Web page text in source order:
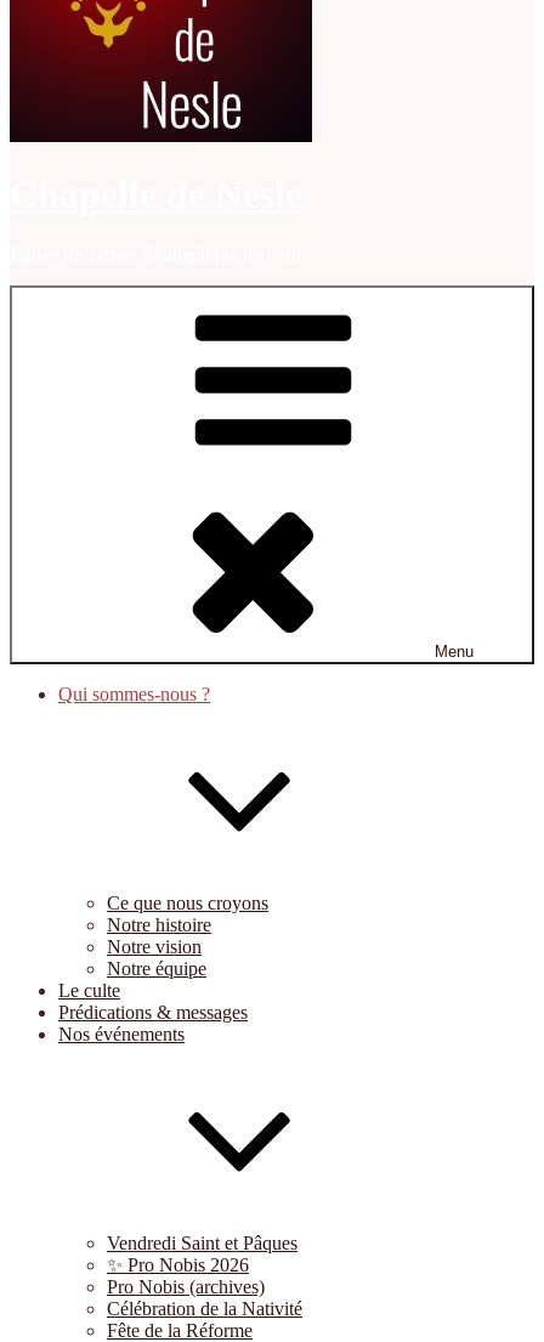
Menu
Qui sommes-nous ?
Ce que nous croyons
Notre histoire
Notre vision
Notre équipe
Le culte
Prédications & messages
Nos événements
Vendredi Saint et Pâques
✨ Pro Nobis 2026
Pro Nobis (archives)
Célébration de la Nativité
Fête de la Réforme